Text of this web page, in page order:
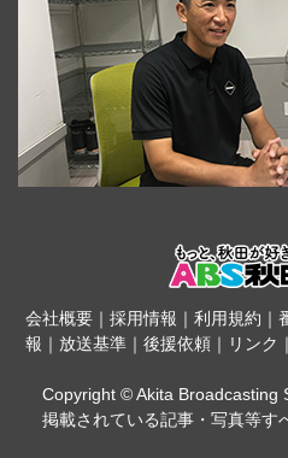
会社概要｜ 採用情報 ｜ 利用規約 ｜
報 ｜ 放送基準 ｜ 後援依頼 ｜ リンク ｜
Copyright © Akita Broadcasting
掲載されている記事・写真等す